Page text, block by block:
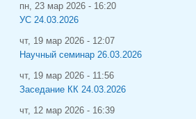
пн, 23 мар 2026 - 16:20
УС 24.03.2026
чт, 19 мар 2026 - 12:07
Научный семинар 26.03.2026
чт, 19 мар 2026 - 11:56
Заседание КК 24.03.2026
чт, 12 мар 2026 - 16:39